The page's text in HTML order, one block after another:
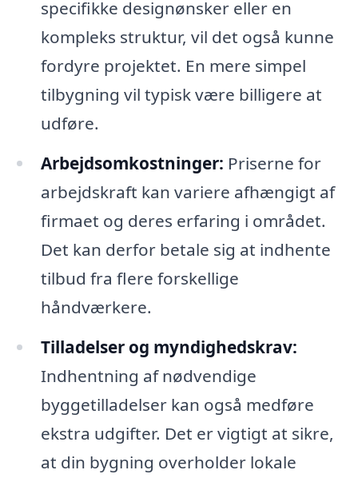
specifikke designønsker eller en
kompleks struktur, vil det også kunne
fordyre projektet. En mere simpel
tilbygning vil typisk være billigere at
udføre.
Arbejdsomkostninger: Priserne for
arbejdskraft kan variere afhængigt af
firmaet og deres erfaring i området.
Det kan derfor betale sig at indhente
tilbud fra flere forskellige
håndværkere.
Tilladelser og myndighedskrav:
Indhentning af nødvendige
byggetilladelser kan også medføre
ekstra udgifter. Det er vigtigt at sikre,
at din bygning overholder lokale